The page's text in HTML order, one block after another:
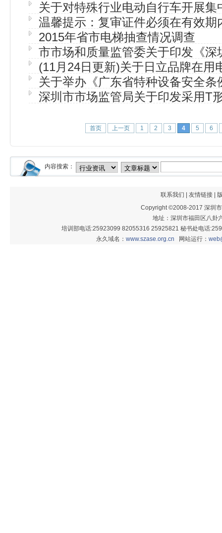
动动员部署会议的通知
关于对特殊行业电动自行车开展集
温馨提示：复审证件必须在有效期
提出
2015年省市电梯抽查情况调查
市市场和质量监管委关于印发《深
单位违章记分办法》的通知
(11月24日更新)关于日立品牌在用
试和保养技术培训的通知
关于举办《广东省特种设备安全条
电梯使用安全条例》宣贯…
深圳市市场监管局关于印发采用T
首页 上一页 1 2 3 4 5 6
内容搜索：
联系我们 友情链接|
Copyright ©2008-2017 深圳
地址：深圳市福田区八卦
培训部电话:25923099 82055316 25925821 秘书处电话
永久域名： www.szase.org.cn 网站运行：